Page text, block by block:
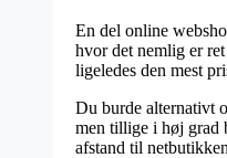
En del online
hvor det nemlig er
ligeledes den mest
Du burde alternativt
men tillige i høj grad
afstand til